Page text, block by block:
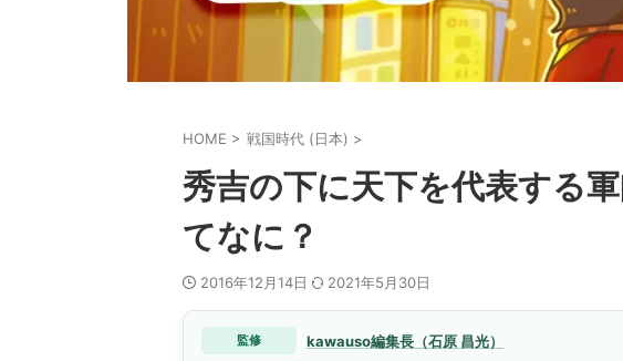
HOME > 戦国時代 (日本) >
秀吉の下に天下を代表する
てなに？
2016年12月14日 2021年5月30日
監修 kawauso編集長（石原 昌光）